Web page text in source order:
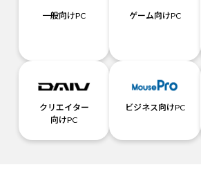
一般向けPC ゲーム向けPC
クリエイター
向けPC
ビジネス向けPC